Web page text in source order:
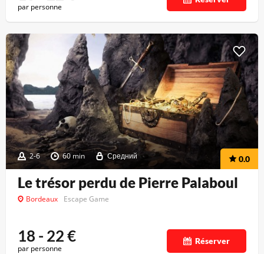
par personne
2-6 60 min Средний 0.0
Le trésor perdu de Pierre Palaboul
Bordeaux Escape Game
18 - 22€
par personne
Réserver